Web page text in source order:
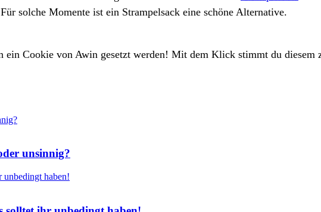
solche Momente ist ein Strampelsack eine schöne Alternative.
Cookie von Awin gesetzt werden! Mit dem Klick stimmt du diesem
unsinnig?